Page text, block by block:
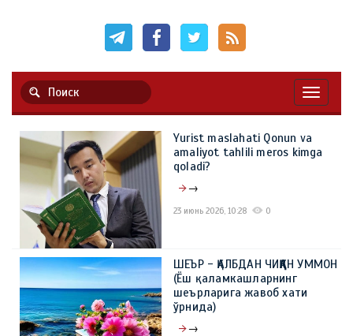
Yurist maslahati Qonun va
amaliyot tahlili meros kimga
qoladi?
→
23 июнь 2026, 10:28 0
ШЕЪР - ҚАЛБДАН ЧИҚҚАН УММОН
(Ёш қаламкашларнинг
шеърларига жавоб хати
ўрнида)
→